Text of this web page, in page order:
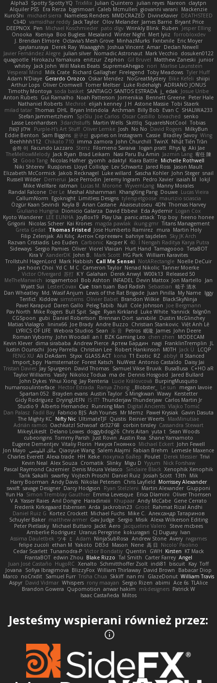
Alpha3 Spotty Spotty YQ TrixMix Julian Quintero julian reyes Nareon claytpn
Alquiler PS5
Era Rerza bjgrimoari Caleb Mcmullen giovanni varani
Mackenzie
KuroShi
michael sierra Nameless Renders MMDCRAZED DivineXavier DEATHSTEED
Cli4D vamsidhar reddy Jack Taylor Olov Melander James Barrie Bryant Price
DEEPNOX Pen Michael Koschmieder pato dlgv Wrinkly Blink Ruben
Jesper Elling
Onooka
Kseniya Boo Bugless Mesaland Winter Night Mert İyiiz forrobloxdev
J. Brendan Elmore Octavia's Mesh Grove MinhazMurks Fxntxnile Eric Moyer
qaylanuraya
Derek Ray Waaagghh Joshua Vincent Amar Declan Newell
Javier Fernández Alegre julian silver Nomadic Astronaut Mark Vecchio dosuken0122
quagootle Hirokazu Yamakura enitzur Zephon Gil Bruvel Matthew Zaneski junior
whitey Jack John Will Makes Beats SupremeAhegao nori
Marlise Launstein
Vesperal Mind
Milk Crate Richard Gallagher Firelegend Toby Meadows Tyler Huff
Adam N'Diaye Gerardo Orozco Oskar Mendez NoGreatMystery Bike Kefeli shiipi
Arthur Lops Oliver Cromwell Tomer Meltser Luke Ridehalgh ADRIANO JONUS
Timothy Montoya soda basket SANTIAGO SANTOS ESTRADA j_ edak Josue Uribe
Anton Rubets Gui Ramalho Noah Patterson Jomenikia Bennett Greene Peter Hale
Nathaniel Roberts Mechrot elijah kenney J H Astone Massie Tobi Staerk
milad tatar Thomas DHL Bryan Intindola Archman Billy Bob Evan C SHALIWA233
Stefan Jammertzheim
SpiSlu Joe Carlos Oscar Castillo bleached senko
Lasse Leonhardsen 3darchstuffs Martin Wells Skittlq SquareIsNotCool Tobias
אילון קשת
Purple-H's Art Stuff Oliver Lemke Josh No No David Rogers MilkyBun
Eddie Benton Sam Biggins 윤구선 gupries on Instagram Cassie Bradley Savoy Wing
Beehhhh112 Chikato 710 imma zamora John Churchill TwinX Nhật Tiến Trần
승하 이 Facundo Lazzaro Stenz Filomeno Saraiva logan pratt Rhys lg Aki Jae
TheMellowMelody Jack Ryan Brad Leikam Nasi Paru Bu Amin Jazmin Lang 宥任 陳
St Gooo Tang Nicolas Hafner gyomh adaktyl Kiara Battle Michelle Rothwell
Niki Shterev RussJones Lloyd Collidge Lev Schwartz Jared Ross Jason Mault
Elizabeth McCormick Jakob Recknagel Luke willard Sascha Kohler John Steger snail
Russell Wilder Demerui Jace Perrodin Jeremy Ingram Pedro Xavier isaiah M
lokjl
Mike Wellfare ratman Lucas M. Morone WyvernLang Manny Morales
Randal Falcone Der Le Meshal Alshammari KhangXing Pang Douwe Lucas Vieira
CallumNorm Egoknight Limitless Designs tylerspetgoose maurizio sciascia
Özgür Kaan Sevindi Kayla B Arian Castane Akaiseutoseu 4DN Thomas Harvey
Giuliano Hungria Dionicio Galarza David Ebbevi Eda Aydemir Logan Cox
Kyoto Wanderer LEE EUNHA JoyBox19 Play Usa panic attack Trip boy heeno honee
Grigorii
Nicolas Scheer Kai Krones magda pawlak ikung gmr Titans Management
Greta Gedat Thomas Fristed Jose Humberto Ramirez mura Martin Holy
Filip Zelenjak Ali Kılıç Антон Сергеевич bahriye taşdelen Sky JK Arch
Razvan Cristiadis Leo Euden Carbonic Kacper K 40. I Nengah Raditya Karya Putra
Sideways Sergio Pamies Oliver Viorel Vlaican Hurt Hand Tamagoooo TetaBOT
Kira V XanderDK John B. Mark Scott HG Park William Karavites
Trollstuhl HagenLord Mark Habbish Call Me Sensei NotARectangle Noelle DeCuir
jae hoon Choi Yd C M C Cameron Taylor Nenad Nikolic Tanner Moerke
Victor Ofvergard 苏打 K Y Galahan Derek Anwyl W00k13 Released 50
MeTheManwich
iosgamertool Bob Ashton INFADEL Devin Mattox Jon Martello
Jan
Wyatt Sui
LesterCovax Cue tran tuan Bad Radish Sebastian 暁子 清水
Dan Wheatley Md. Wasif Anjum Lewis of the Rat Brigade Juan Pinilla My Name Iggy
Terifict Kiddow simsterns Olivier Babet Brandon Wilkie BlackSkyNinja
Pavel Karapud Daren Gallo Peleg Tabib Null Cole Johnson Joe Bergmann
Pav North Mike Rogers Bull Spit Sage Ryan Kirkland Luke White Yannick falgn0n
CGSpoon gubi Daniel Robertson Brennan Oort sanxbile Dustin McGlinchey
Matias Vialagro
lininx66 Joe Brady Andre Buzzo Christian Stankovic Việt Anh Lê
LYRICS OF LIFE Webora Studios Sean 乐 音 Petros 眠瓏 James John Deere
Roman Vyborny John Woodall an l BZK Gaming Leo chen zhen
MODECAM
Kevin Klever dima sirababa Andrew Pierce Артем Бардин nagi FranklinTremplin JL
Iustin Ocunschi
Joey Parrella Christian Lee Robert Hankinson M0TH Jack Ü
LCQP
FENG XU Ali DeAdam Styxx GLASS ACT kona T1 Exotic RZ abby! ll Stanced
Import_bpy Hamsternator Forest Katsch NuWest Antonio Castaldo Daisy Jai
Tristan Davies Jay Spurgeon David Thomas Samuel Vikse Bruvik BusaBusa C+HO aR
Taylor Williams Vasily Nikoloz Todua ma de Dennis Hosgood
Jared Bullard
John Dykes Yihui Xiong Jay Renteria Lucie Královcová BurpingMusquito
humansoulinterface Hector Estrada Ranya Zhong _Blobster_ Le sun
megan lavoie
Spartan 052 Brayden evans Austin Taylor S Mingkwan Wawy Kerstetter
Gicly Rodríguez DryingUEFN IS IT? Thunderjaw Thunderjaw Carlos Martin Jr
Studio 9 Alberto Hernandez Running Man Digital Ancients Vlajko Tomić
Dan Palasz Fadil Bay Fabricio BJS Ash Younes Mr Memz Paweł Krysiak Gavin Dasuta
The Mighty KC Nifty Nic UltimateTJF Quistis Reinier Weerts MaxMinutiae
Adrián ramos Oachkatzl Schwoaf dr32768 corbin tinsley Cassandra Stewart
MikeyLikesIt Delano Lowes doggybdog26 Chris Aitan yuta t Sean Woods
cubeorigins Tommy Parish Just Rovin Austin Rea Shane Yamamoto
Eugene Dementjev Vitaliy Florin Никуся Гноянко Michael Eckert John Fewell
Jon Mayo مالك البلوشي Qiaoyue Wang Salem Alajmi Fabian Brehm
Lemesle Maxence
Charles Everett Alexa trade HH Keke покупка байер Poulet Derek Messier Trivi
Kevin Neal Alex Souza Cromatik Slinky Migu D Yyyum Nick Forshaw
Pascal Raymond Cazemier Denis Moura Velasco Sinclaire Black Xenophik Xenophik
Tarik Sakalli swarfey Vojtech Proschl Daniel Ruiz Josiah Scott 13th
Mik
Harry Boorman Andy Davis Nikolai Petersen Chris Layfield Morrissey Alexander
swxift savage Designer Darcy Hodgson Ryan Stelzleni Martin Alexander Giupponi
Yun Ha Simon Tremblay Gauthier Emma Levesque Erica Dlamini Oliver Thomsen
V A Yasser Raies Anil Dongre Haradinxiii Khupaar Andy McCabe Gene Cerrato
Frederik Kirkegaard Esbensen Arda Jackrobin23 Groot Rahmat Rizal Andhi
Daniel Ruiz G Kortez Crockett Michael Fuchs Mike C. Александр Татаринов
Schuyler Baker matthew armer Gav Judge Sergio Misik Alexa Wilkerson Editing
Peter Pietlasky Michael Buttaro Jackt Aero Jacqueline Valero
Steve mcbees
Amberlie Rodriguez Uranus Peregrine kokuragari CJ Duguay Ivan
Assima Dauletbek ツキ ミ Adam NinjaSubRosa Andrew Stone Avery rwgames
felipe zucoli ethan M Yakoto DB3d Mason Nene 高 日 Nicolo' Paolino
Cedar Scarlett Tunanodra-P Victor Bondatiy Quentin GWH Kirsten KT Mack
FrantaBOT edwin Zhou Blake Rizzo Tal Smith Carter Farrey Angel
Juan José Castaño HugoRC Xenalto Schmitthoffer Zsolt indi81 biscuit Kay Toff
Jovana
Sofiya Ibragimova BlizzyFox William Thirlaway David Brown
Babacar Diop
Marco noCrxdit Samuel Furr Trisha Chua Skkiff nan mi GlazeDonut William Travis
Aspyr David Vidmar Whispers rony maayan Sergio Rizen abimi Ace 6s TLAlice
Brandon Gowera Qupomotion anwar hakim mkdesigners Patrick W
Isaac Castañeda Miltos
Jesteśmy wspierani również przez: